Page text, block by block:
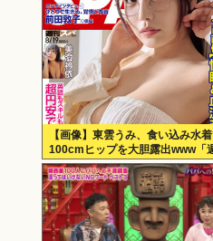
【画像】東雲うみ、食い込み水
100cmヒップを大胆露出www「
SPA!」のグラビアオフショット
ズ！！！